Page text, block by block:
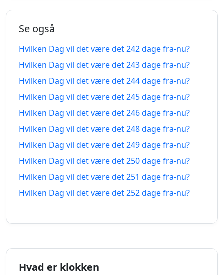
236 dage
siden
14.12.2025
dage
fra-
31.03.2027
237 dage
siden
13.12.2025
237
dage
fra-
nu
01.04.2027
238 dage
siden
12.12.2025
dage
fra-
nu
02.04.2027
239 dage
dage
nu
Se også
Hvilken Dag vil det være det 242 dage fra-nu?
Hvilken Dag vil det være det 243 dage fra-nu?
Hvilken Dag vil det være det 244 dage fra-nu?
Hvilken Dag vil det være det 245 dage fra-nu?
Hvilken Dag vil det være det 246 dage fra-nu?
Hvilken Dag vil det være det 248 dage fra-nu?
Hvilken Dag vil det være det 249 dage fra-nu?
Hvilken Dag vil det være det 250 dage fra-nu?
Hvilken Dag vil det være det 251 dage fra-nu?
Hvilken Dag vil det være det 252 dage fra-nu?
Hvad er klokken